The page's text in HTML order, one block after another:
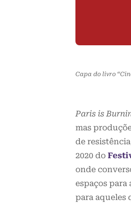
Capa do livro
Paris is
mas
de
2020 do
onde
espaços
para aqueles